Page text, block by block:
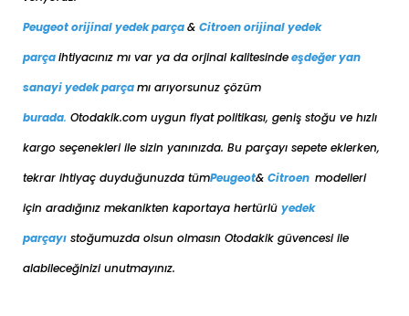
Peugeot orijinal yedek parça& Citroen orijinal yedek
parçaihtiyacınız mı var ya da orjinal kalitesindeeşdeğeryan
sanayi yedek parçamı arıyorsunuz çözüm
burada. Otodakik.com uygun fiyat politikası, geniş stoğu ve hızlı
kargo seçenekleri ile sizin yanınızda. Bu parçayı sepete eklerken,
tekrar ihtiyaç duyduğunuzda tümPeugeot& Citroen modelleri
için aradığınız mekanikten kaportaya hertürlü yedek
parçayı stoğumuzda olsun olmasın Otodakik güvencesi ile
alabileceğinizi unutmayınız.